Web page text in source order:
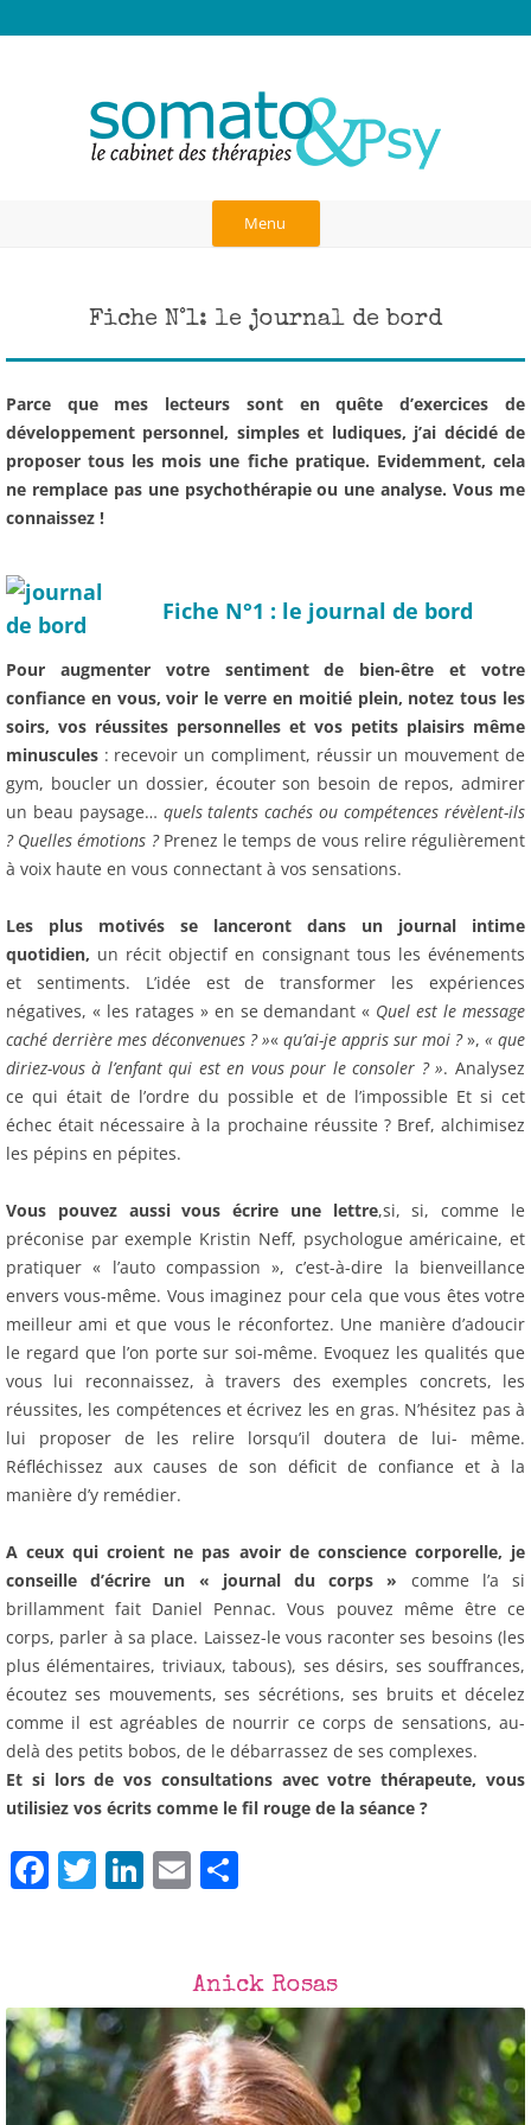
Anick Rosas, Cabinet des thérapies à
Paris
blessure d'abandon, dépendance affective, liens d'attachement,
neurosciences, communication dans le couple, art-thérapie,
psychothérapie corporelle et analytique, psychogénéalogie, gestalt
Menu
Aller
contenu
Fiche N°1: le journal de bord
Parce que mes lecteurs sont en quête d’exercices de
développement personnel, simples et ludiques, j’ai décidé de
proposer tous les mois une fiche pratique. Evidemment, cela
ne remplace pas une psychothérapie ou une analyse. Vous me
connaissez !
Fiche N°1 : le journal de bord
Pour augmenter votre sentiment de bien-être et votre
confiance en vous, voir le verre en moitié plein, notez tous les
soirs, vos réussites personnelles et vos petits plaisirs même
minuscules : recevoir un compliment, réussir un mouvement de
gym, boucler un dossier, écouter son besoin de repos, admirer
un beau paysage… quels talents cachés ou compétences révèlent-ils
? Quelles émotions ? Prenez le temps de vous relire régulièrement
à voix haute en vous connectant à vos sensations.
Les plus motivés se lanceront dans un journal intime
quotidien, un récit objectif en consignant tous les événements
et sentiments. L’idée est de transformer les expériences
négatives, « les ratages » en se demandant « Quel est le message
caché derrière mes déconvenues ? »« qu’ai-je appris sur moi ?», « que
diriez-vous à l’enfant qui est en vous pour le consoler ? ». Analysez
ce qui était de l’ordre du possible et de l’impossible Et si cet
échec était nécessaire à la prochaine réussite ? Bref, alchimisez
les pépins en pépites.
Vous pouvez aussi vous écrire une lettre,si, si, comme le
préconise par exemple Kristin Neff, psychologue américaine, et
pratiquer « l’auto compassion », c’est-à-dire la bienveillance
envers vous-même. Vous imaginez pour cela que vous êtes votre
meilleur ami et que vous le réconfortez. Une manière d’adoucir
le regard que l’on porte sur soi-même. Evoquez les qualités que
vous lui reconnaissez, à travers des exemples concrets, les
réussites, les compétences et écrivez les en gras. N’hésitez pas à
lui proposer de les relire lorsqu’il doutera de lui- même.
Réfléchissez aux causes de son déficit de confiance et à la
manière d’y remédier.
A ceux qui croient ne pas avoir de conscience corporelle, je
conseille d’écrire un « journal du corps » comme l’a si
brillamment fait Daniel Pennac. Vous pouvez même être ce
corps, parler à sa place. Laissez-le vous raconter ses besoins (les
plus élémentaires, triviaux, tabous), ses désirs, ses souffrances,
écoutez ses mouvements, ses sécrétions, ses bruits et décelez
comme il est agréables de nourrir ce corps de sensations, au-
delà des petits bobos, de le débarrassez de ses complexes.
Et si lors de vos consultations avec votre thérapeute, vous
utilisiez vos écrits comme le fil rouge de la séance ?
F
b
o
o
T Li
dI
n
E
l g
er
Anick Rosas